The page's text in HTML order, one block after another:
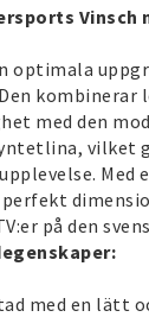
Vinsch
optimala
kombinerar
med den
vilket
Med
perfekt
på den
med en lätt